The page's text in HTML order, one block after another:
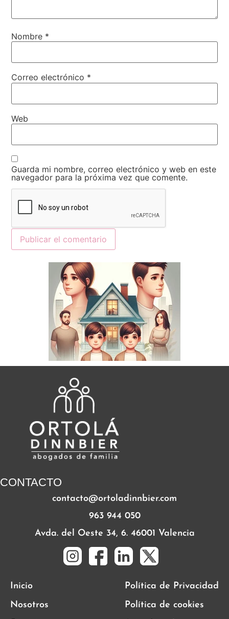
Nombre *
Correo electrónico *
Web
Guarda mi nombre, correo electrónico y web en este
navegador para la próxima vez que comente.
CONTACTO
contacto@ortoladinnbier.com
963 944 050
Avda. del Oeste 34, 6. 46001 Valencia
Inicio
Nosotros
Política de Privacidad
Política de cookies